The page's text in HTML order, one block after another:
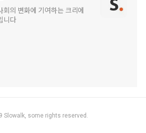
의 변화에 기여하는 크리에
니다
Slowalk, some rights reserved.